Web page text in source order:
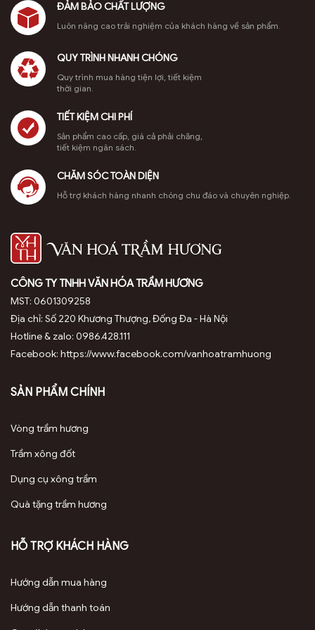
tích chuyên
sâu về cách
xay bột trầm
dác, và bí
quyết giúp
nụ trầm
công cháy
hết, […]
biết
hiếm, giúp
biệt dễ dàng.
và trầm
hương đều là
quý, thường
được sử
dụng trong
khảo ngay!
Trầm hương
ĐẢM BẢO CHẤT LƯỢNG
Luôn nâng cao trải nghiệm của khách hàng về sản phẩm.
QUY TRÌNH NHANH CHÓNG
Quy trình mua hàng tiện lợi, tiết kiệm
thời gian.
TIẾT KIỆM CHI PHÍ
Sản phẩm cao cấp, giá cả phải chăng,
tiết kiệm ngân sách.
CHĂM SÓC TOÀN DIỆN
Hỗ trợ khách hàng nhanh chóng chu đáo và chuyên nghiệp.
CÔNG TY TNHH VĂN HÓA TRẦM HƯƠNG
MST: 0601309258
Địa chỉ: Số 220 Khương Thượng, Đống Đa - Hà Nội
Hotline & zalo: 0986.428.111
Facebook: https://www.facebook.com/vanhoatramhuong
SẢN PHẨM CHÍNH
Vòng trầm hương
Trầm xông đốt
Dụng cụ xông trầm
Quà tặng trầm hương
HỖ TRỢ KHÁCH HÀNG
Hướng dẫn mua hàng
Hướng dẫn thanh toán